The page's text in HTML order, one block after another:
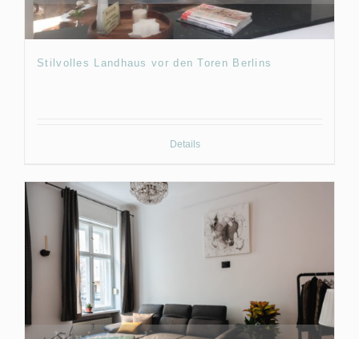
Stilvolles Landhaus vor den Toren Berlins
Details